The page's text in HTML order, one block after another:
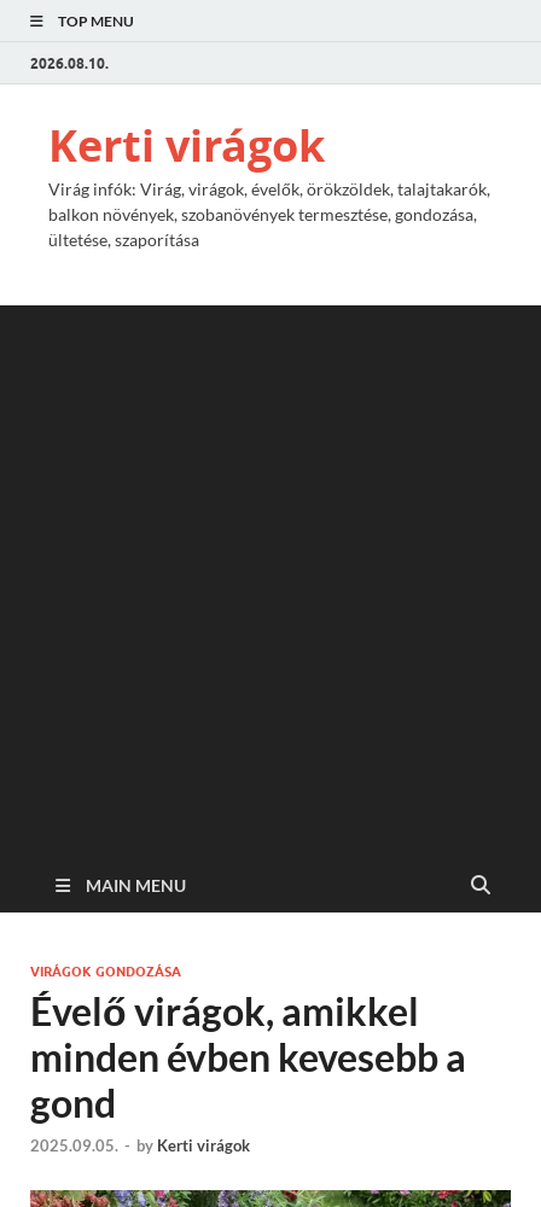
TOP MENU
2026.08.10.
Kerti virágok
Virág infók: Virág, virágok, évelők, örökzöldek, talajtakarók,
balkon növények, szobanövények termesztése, gondozása,
ültetése, szaporítása
MAIN MENU
VIRÁGOK GONDOZÁSA
Évelő virágok, amikkel
minden évben kevesebb a
gond
2025.09.05. - by Kerti virágok